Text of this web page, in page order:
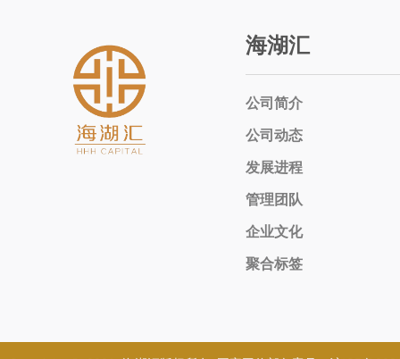
海湖汇
公司简介
公司动态
发展进程
管理团队
企业文化
聚合标签